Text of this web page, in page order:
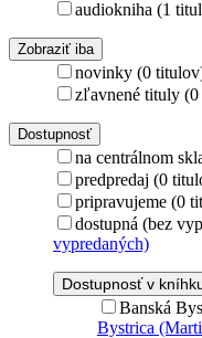
audiokniha (1
Zobraziť iba
novinky (0
zľavnené tituly
Dostupnosť
na centrálnom
predpredaj (0
pripravujeme (0
dostupná (bez
vypredaných)
Dostupnosť v
Banská
Bystrica